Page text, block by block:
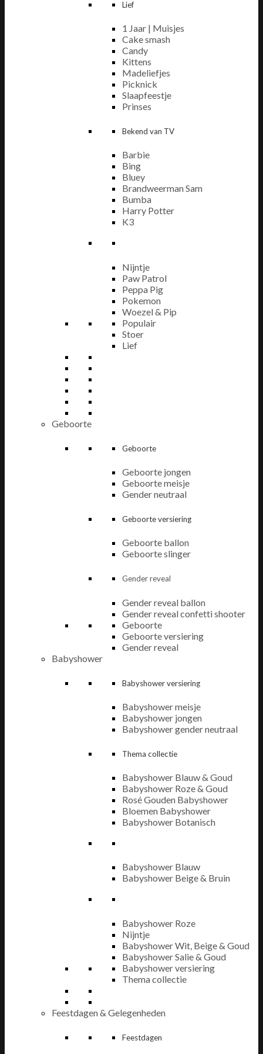
Lief
1 Jaar | Muisjes
Cake smash
Candy
Kittens
Madeliefjes
Picknick
Slaapfeestje
Prinses
Bekend van TV
Barbie
Bing
Bluey
Brandweerman Sam
Bumba
Harry Potter
K3
Nijntje
Paw Patrol
Peppa Pig
Pokemon
Woezel & Pip
Populair
Stoer
Lief
Geboorte
Geboorte
Geboorte jongen
Geboorte meisje
Gender neutraal
Geboorte versiering
Geboorte ballon
Geboorte slinger
Gender reveal
Gender reveal ballon
Gender reveal confetti shooter
Geboorte
Geboorte versiering
Gender reveal
Babyshower
Babyshower versiering
Babyshower meisje
Babyshower jongen
Babyshower gender neutraal
Thema collectie
Babyshower Blauw & Goud
Babyshower Roze & Goud
Rosé Gouden Babyshower
Bloemen Babyshower
Babyshower Botanisch
Babyshower Blauw
Babyshower Beige & Bruin
Babyshower Roze
Nijntje
Babyshower Wit, Beige & Goud
Babyshower Salie & Goud
Babyshower versiering
Thema collectie
Feestdagen & Gelegenheden
Feestdagen